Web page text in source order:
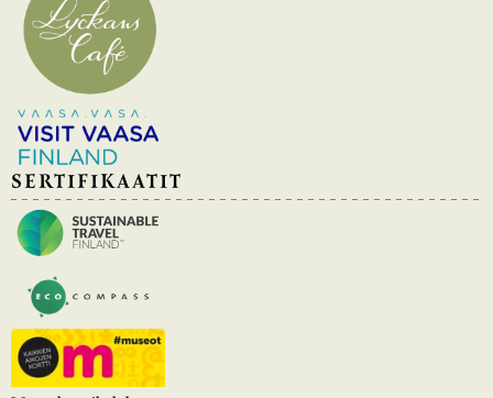
SERTIFIKAATIT